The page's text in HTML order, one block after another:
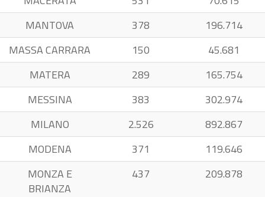
MANTOVA
378
196.714
MASSA CARRARA
150
45.681
MATERA
289
165.754
MESSINA
383
302.974
MILANO
2.526
892.867
MODENA
371
119.646
MONZA E
BRIANZA
437 209.878